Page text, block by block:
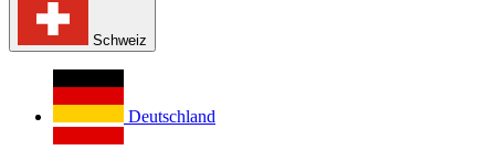
Schweiz
Deutschland